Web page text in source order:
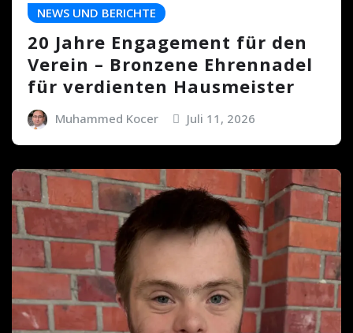
NEWS UND BERICHTE
20 Jahre Engagement für den
Verein – Bronzene Ehrennadel
für verdienten Hausmeister
Muhammed Kocer Juli 11, 2026